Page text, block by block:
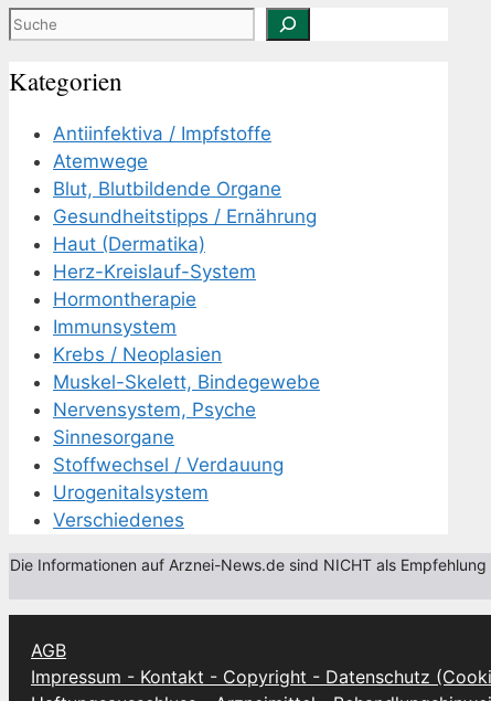
Suchen
Kategorien
Antiinfektiva / Impfstoffe
Atemwege
Blut, Blutbildende Organe
Gesundheitstipps / Ernährung
Haut (Dermatika)
Herz-Kreislauf-System
Hormontherapie
Immunsystem
Krebs / Neoplasien
Muskel-Skelett, Bindegewebe
Nervensystem, Psyche
Sinnesorgane
Stoffwechsel / Verdauung
Urogenitalsystem
Verschiedenes
Die Informationen auf Arznei-News.de sind NICHT als
AGB
Impressum - Kontakt - Copyright - Datenschutz